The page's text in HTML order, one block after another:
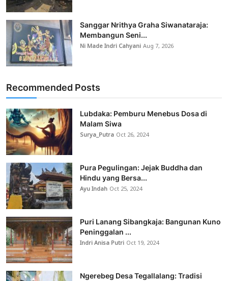
Sanggar Nrithya Graha Siwanataraja:
Membangun Seni...
Ni Made Indri CahyaniAug 7, 2026
Recommended Posts
Lubdaka: Pemburu Menebus Dosa di
Malam Siwa
Surya_Putra Oct 26, 2024
Pura Pegulingan: Jejak Buddha dan
Hindu yang Bersa...
Ayu Indah Oct 25, 2024
Puri Lanang Sibangkaja: Bangunan Kuno
Peninggalan ...
Indri Anisa Putri Oct 19, 2024
Ngerebeg Desa Tegallalang: Tradisi